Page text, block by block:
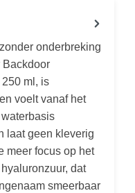
onderbreking
Backdoor
ml, is
voelt vanaf het
laat geen kleverig
meer focus op het
dat
smeerbaar